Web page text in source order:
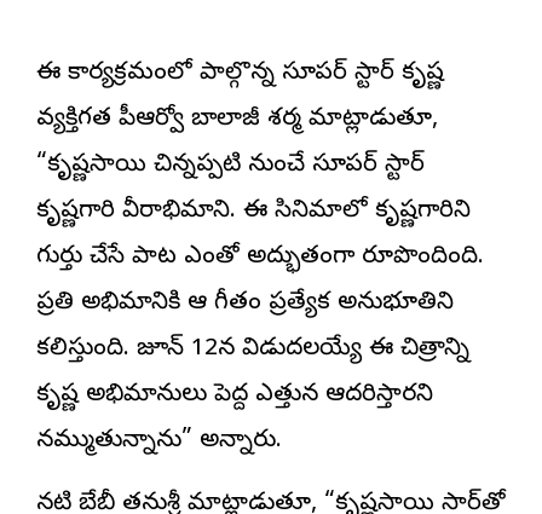
ఈ కార్యక్రమంలో పాల్గొన్న సూపర్ స్టార్ కృష్ణ
వ్యక్తిగత పీఆర్వో బాలాజీ శర్మ మాట్లాడుతూ,
“కృష్ణసాయి చిన్నప్పటి నుంచే సూపర్ స్టార్
కృష్ణగారి వీరాభిమాని. ఈ సినిమాలో కృష్ణగారిని
గుర్తు చేసే పాట ఎంతో అద్భుతంగా రూపొందింది.
ప్రతి అభిమానికి ఆ గీతం ప్రత్యేక అనుభూతిని
కలిగిస్తుంది. జూన్ 12న విడుదలయ్యే ఈ చిత్రాన్ని
కృష్ణ అభిమానులు పెద్ద ఎత్తున ఆదరిస్తారని
నమ్ముతున్నాను” అన్నారు.
నటి బేబీ తనుశ్రీ మాట్లాడుతూ, “కృష్ణసాయి సార్‌తో